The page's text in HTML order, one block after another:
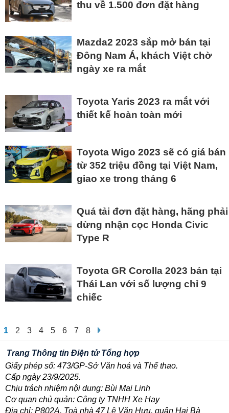
thu về 1.500 đơn đặt hàng
Mazda2 2023 sắp mở bán tại
Đông Nam Á, khách Việt chờ
ngày xe ra mắt
Toyota Yaris 2023 ra mắt với
thiết kế hoàn toàn mới
Toyota Wigo 2023 sẽ có giá bán
từ 352 triệu đồng tại Việt Nam,
giao xe trong tháng 6
Quá tải đơn đặt hàng, hãng phải
dừng nhận cọc Honda Civic
Type R
Toyota GR Corolla 2023 bán tại
Thái Lan với số lượng chỉ 9
chiếc
1 2 3 4 5 6 7 8
Trang Thông tin Điện tử Tổng hợp
Giấy phép số: 473/GP-Sở Văn hoá và Thể thao.
Cấp ngày 23/9/2025.
Chịu trách nhiệm nội dung: Bùi Mai Linh
Cơ quan chủ quản: Công ty TNHH Xe Hay
Địa chỉ: P802A, Toà nhà 47 Lê Văn Hưu, quận Hai Bà